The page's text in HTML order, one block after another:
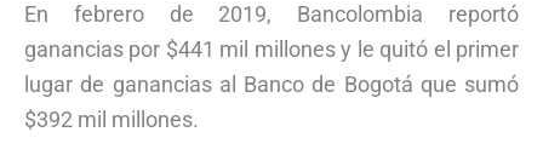
En febrero de 2019, Bancolombia reportó
ganancias por $441 mil millones y le quitó el primer
lugar de ganancias al Banco de Bogotá que sumó
$392 mil millones.